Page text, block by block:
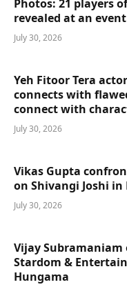
Photos: 21 players
revealed at an
July 30, 2026
Yeh Fitoor Tera
connects with
connect with
July 30, 2026
Vikas Gupta
on Shivangi Joshi in
July 30, 2026
Vijay
Stardom &
Hungama